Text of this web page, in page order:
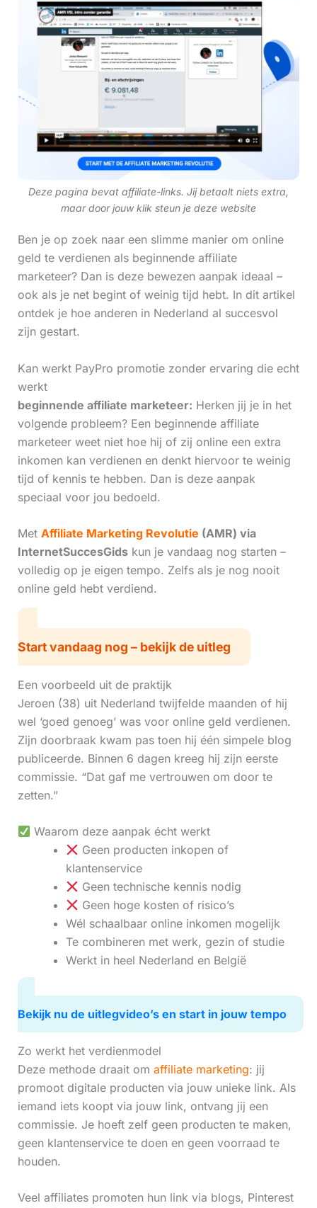
Deze pagina bevat affiliate-links. Jij betaalt niets extra,
maar door jouw klik steun je deze website
Ben je op zoek naar een slimme manier om online
geld te verdienen als beginnende affiliate
marketeer? Dan is deze bewezen aanpak ideaal –
ook als je net begint of weinig tijd hebt. In dit artikel
ontdek je hoe anderen in Nederland al succesvol
zijn gestart.
Kan werkt PayPro promotie zonder ervaring die echt
werkt
beginnende affiliate marketeer: Herken jij je in het
volgende probleem? Een beginnende affiliate
marketeer weet niet hoe hij of zij online een extra
inkomen kan verdienen en denkt hiervoor te weinig
tijd of kennis te hebben. Dan is deze aanpak
speciaal voor jou bedoeld.
Met Affiliate Marketing Revolutie (AMR) via
InternetSuccesGidskun je vandaag nog starten –
volledig op je eigen tempo. Zelfs als je nog nooit
online geld hebt verdiend.
Start vandaag nog – bekijk de uitleg
Een voorbeeld uit de praktijk
Jeroen (38) uit Nederland twijfelde maanden of hij
wel ‘goed genoeg’ was voor online geld verdienen.
Zijn doorbraak kwam pas toen hij één simpele blog
publiceerde. Binnen 6 dagen kreeg hij zijn eerste
commissie. “Dat gaf me vertrouwen om door te
zetten.”
Waarom deze aanpak écht werkt
Geen producten inkopen of
klantenservice
Geen technische kennis nodig
Geen hoge kosten of risico’s
Wél schaalbaar online inkomen mogelijk
Te combineren met werk, gezin of studie
Werkt in heel Nederland en België
Bekijk nu de uitlegvideo’s en start in jouw tempo
Zo werkt het verdienmodel
Deze methode draait om affiliate marketing: jij
promoot digitale producten via jouw unieke link. Als
iemand iets koopt via jouw link, ontvang jij een
commissie. Je hoeft zelf geen producten te maken,
geen klantenservice te doen en geen voorraad te
houden.
Veel affiliates promoten hun link via blogs, Pinterest